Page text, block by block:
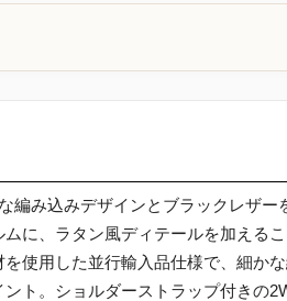
編み込みデザインとブラックレザー
に、ラタン風ディテールを加える
使用した並行輸入品仕様で、細か
ト。ショルダーストラップ付きの